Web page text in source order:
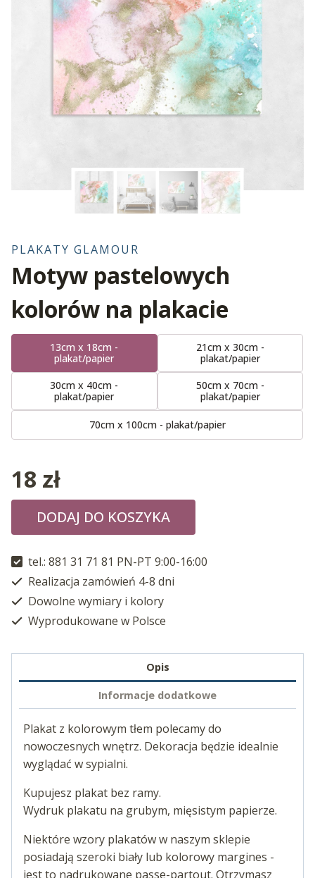
PLAKATY GLAMOUR
Motyw pastelowych
kolorów na plakacie
13cm x 18cm -
plakat/papier
21cm x 30cm -
plakat/papier
30cm x 40cm -
plakat/papier
50cm x 70cm -
plakat/papier
70cm x 100cm - plakat/papier
18 zł
DODAJ DO KOSZYKA
tel.: 881 31 71 81 PN-PT 9:00-16:00
Realizacja zamówień 4-8 dni
Dowolne wymiary i kolory
Wyprodukowane w Polsce
Opis
Informacje dodatkowe
Plakat z kolorowym tłem polecamy do
nowoczesnych wnętrz. Dekoracja będzie idealnie
wyglądać w sypialni.
Kupujesz plakat bez ramy.
Wydruk plakatu na grubym, mięsistym papierze.
Niektóre wzory plakatów w naszym sklepie
posiadają szeroki biały lub kolorowy margines -
jest to nadrukowane passe-partout. Otrzymasz